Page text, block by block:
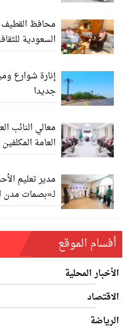
محافظ القطيف
السعودية
جديدا
معالي النائب
العامة
مدير تعليم
لـ«بصمات مدن
أفسام الموقع
الأخبار المحلية
الاقتصاد
الرياضة